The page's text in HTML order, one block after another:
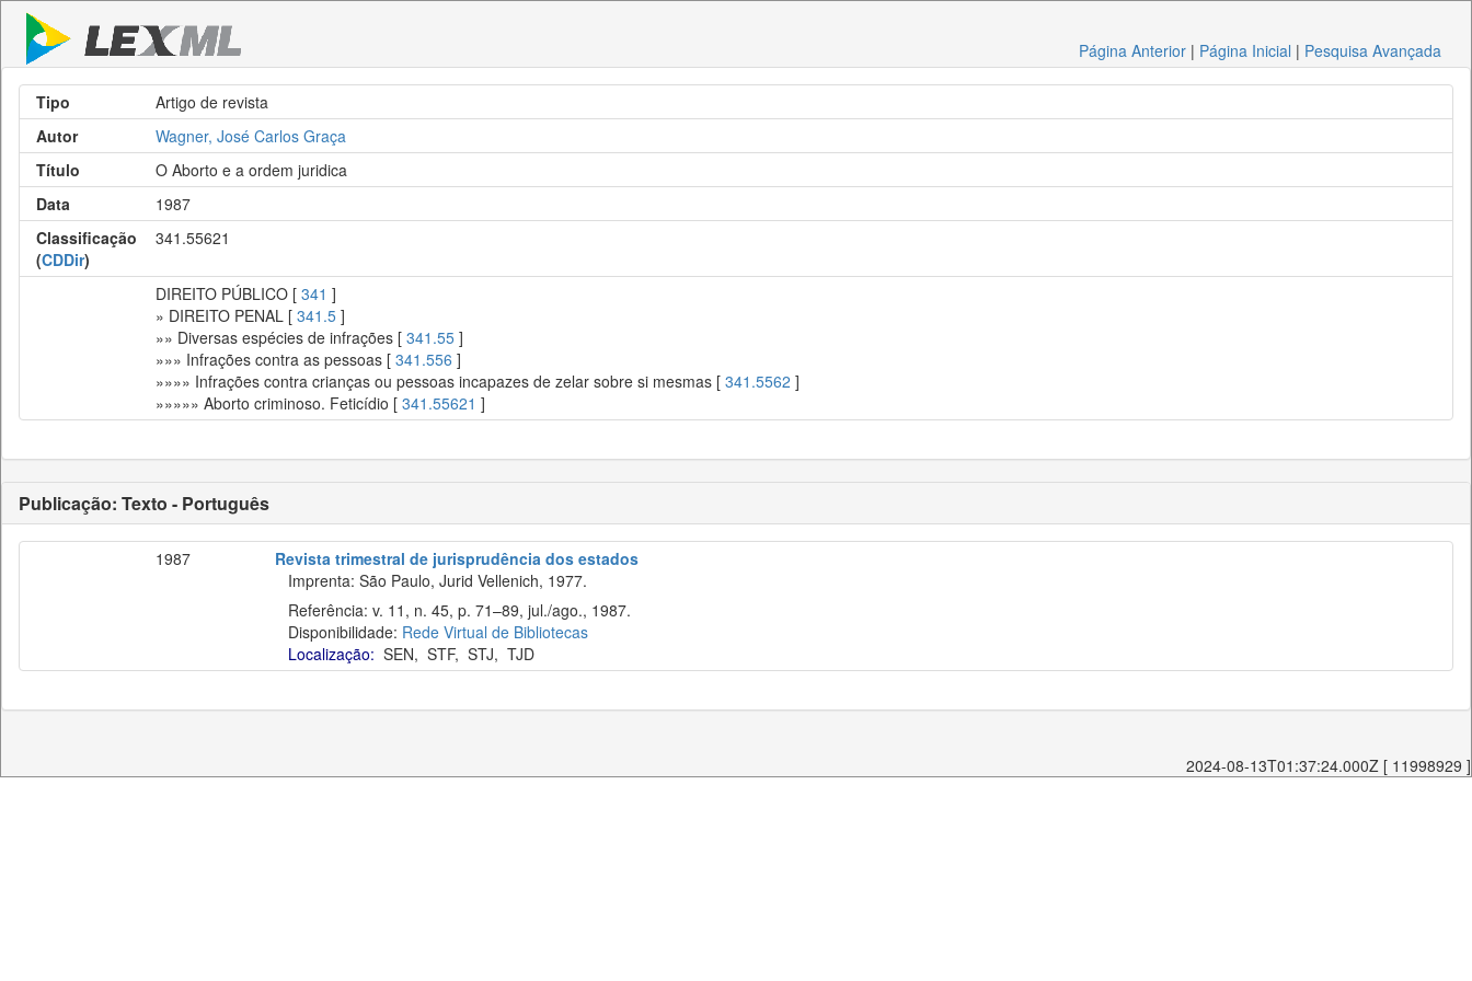
Página Anterior | Página Inicial | Pesquisa Avançada
Tipo
Artigo de revista
Autor
Wagner, José Carlos Graça
Título
O Aborto e a ordem juridica
Data
1987
Classificação
(CDDir)
341.55621
DIREITO PÚBLICO [ 341 ]
» DIREITO PENAL [ 341.5 ]
»» Diversas espécies de infrações [ 341.55 ]
»»» Infrações contra as pessoas [ 341.556 ]
»»»» Infrações contra crianças ou pessoas incapazes de zelar sobre si mesmas [ 341.5562 ]
»»»»» Aborto criminoso. Feticídio [ 341.55621 ]
Publicação: Texto - Português
1987
Revista trimestral de jurisprudência dos estados
Imprenta: São Paulo, Jurid Vellenich, 1977.
Referência: v. 11, n. 45, p. 71–89, jul./ago., 1987.
Disponibilidade: Rede Virtual de Bibliotecas
Localização: SEN, STF, STJ, TJD
2024-08-13T01:37:24.000Z [ 11998929 ]